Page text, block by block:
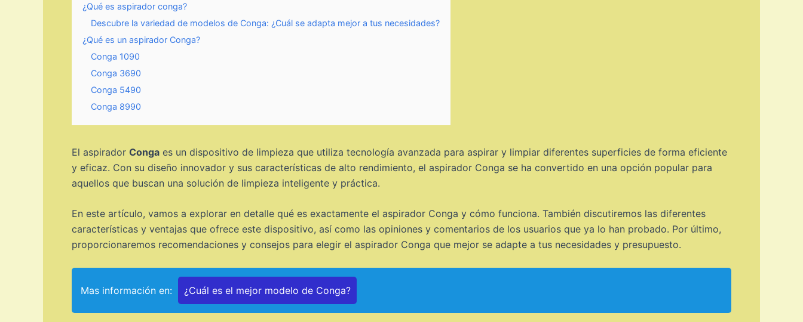
¿Qué es aspirador conga?
Descubre la variedad de modelos de Conga: ¿Cuál se adapta mejor a tus necesidades?
¿Qué es un aspirador Conga?
Conga 1090
Conga 3690
Conga 5490
Conga 8990
El aspirador Conga es un dispositivo de limpieza que utiliza tecnología avanzada para aspirar y limpiar diferentes superficies de forma eficiente
y eficaz. Con su diseño innovador y sus características de alto rendimiento, el aspirador Conga se ha convertido en una opción popular para
aquellos que buscan una solución de limpieza inteligente y práctica.
En este artículo, vamos a explorar en detalle qué es exactamente el aspirador Conga y cómo funciona. También discutiremos las diferentes
características y ventajas que ofrece este dispositivo, así como las opiniones y comentarios de los usuarios que ya lo han probado. Por último,
proporcionaremos recomendaciones y consejos para elegir el aspirador Conga que mejor se adapte a tus necesidades y presupuesto.
Mas información en: ¿Cuál es el mejor modelo de Conga?